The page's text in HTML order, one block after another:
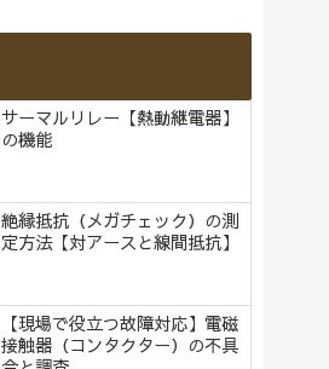
サーマルリレー【熱動継電器】
の機能
絶縁抵抗（メガチェック）の測
定方法【対アースと線間抵抗】
【現場で役立つ故障対応】電磁
接触器（コンタクター）の不具